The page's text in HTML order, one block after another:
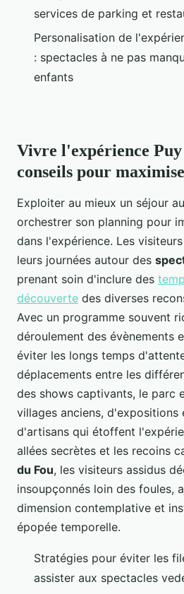
services de parking et
Personalisation de
: spectacles à ne pas
enfants
Vivre l'expérience
conseils pour
Exploiter au mieux un séjour au
orchestrer son planning pour
dans l'expérience. Les
leurs journées autour des
prenant soin d'inclure des
découverte des diverses
Avec un programme souvent
déroulement des évènements
éviter les longs temps
déplacements entre les
des shows captivants, le parc
villages anciens, d'expositions
d'artisans qui étoffent
allées secrètes et les recoins
du Fou, les visiteurs assidus
insoupçonnés loin des foules,
dimension contemplative et
épopée temporelle.
Stratégies pour éviter les
assister aux spectacles